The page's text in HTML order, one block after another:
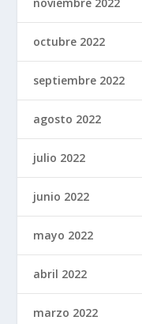
noviembre 2022
octubre 2022
septiembre 2022
agosto 2022
julio 2022
junio 2022
mayo 2022
abril 2022
marzo 2022